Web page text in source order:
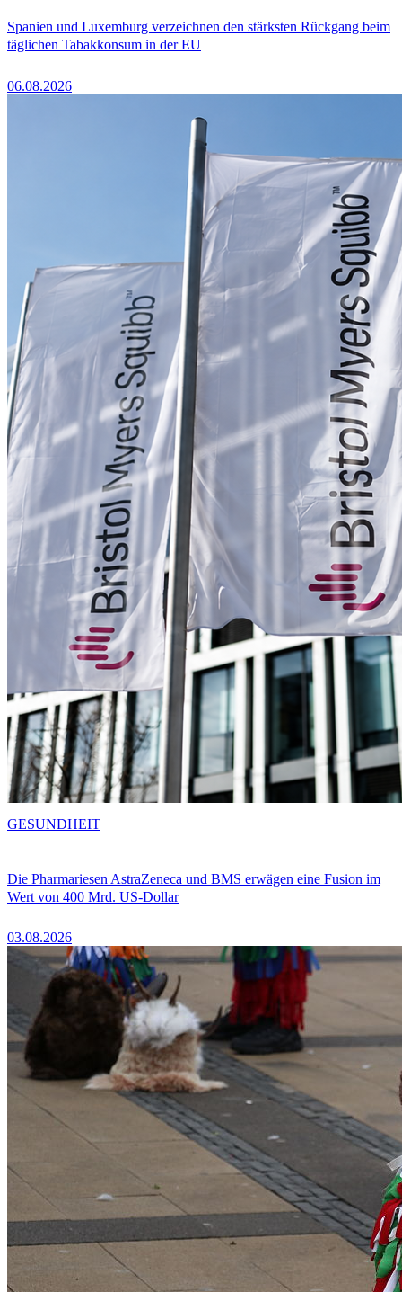
Spanien und Luxemburg verzeichnen den stärksten Rückgang beim
täglichen Tabakkonsum in der EU
06.08.2026
Die Pharmariesen AstraZeneca und BMS erwägen eine Fusion im
Wert von 400 Mrd. US-Dollar
03.08.2026
GESUNDHEIT